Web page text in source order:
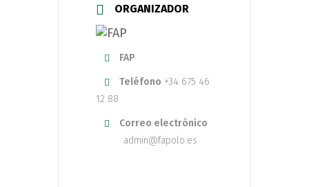
ORGANIZADOR
FAP
Teléfono +34 675 46
12 88
Correo electrónico
admin@fapolo.es